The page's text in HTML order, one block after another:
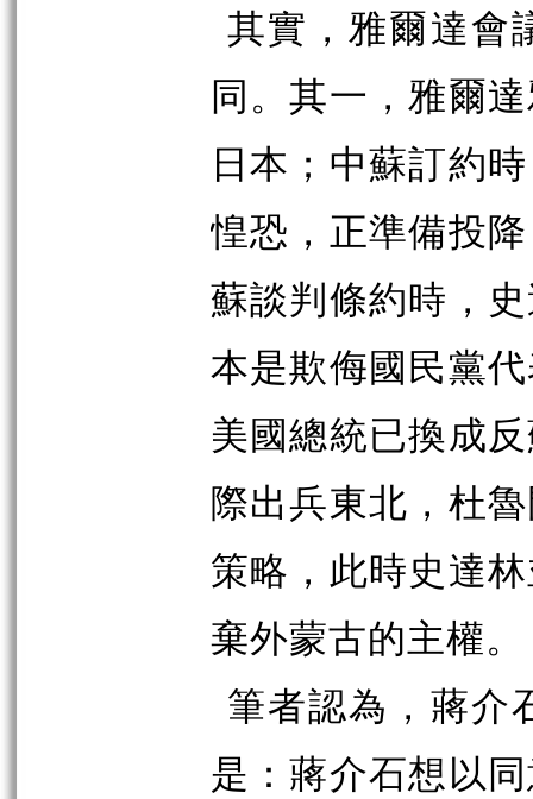
其實，雅爾達會
同。其一，雅爾
日本；中蘇訂約
惶恐，正準備投
蘇談判條約時，
本是欺侮國民黨
美國總統已換成
際出兵東北，杜
策略，此時史達
棄外蒙古的主權。
筆者認為，蔣介
是：蔣介石想以